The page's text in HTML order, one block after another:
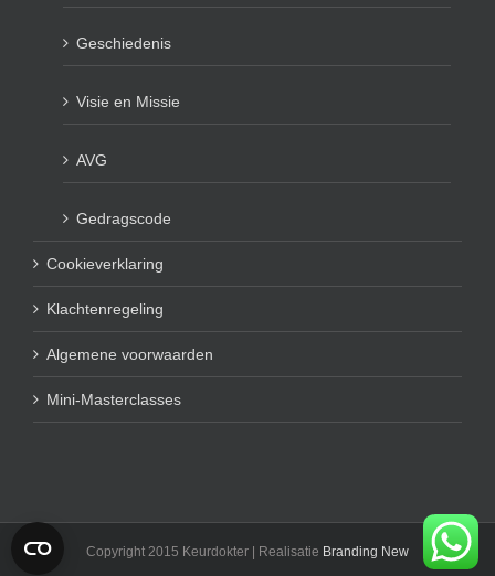
Geschiedenis
Visie en Missie
AVG
Gedragscode
Cookieverklaring
Klachtenregeling
Algemene voorwaarden
Mini-Masterclasses
Copyright 2015 Keurdokter | Realisatie Branding New